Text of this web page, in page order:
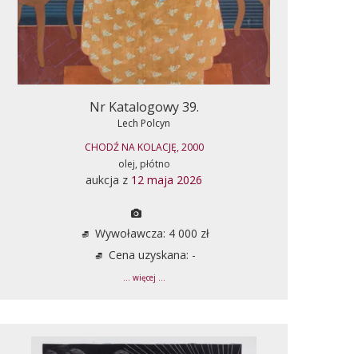
Nr Katalogowy 39.
Lech Polcyn
CHODŹ NA KOLACJĘ, 2000
olej, płótno
aukcja z 12 maja 2026
Wywoławcza: 4 000 zł
Cena uzyskana: -
... więcej ...